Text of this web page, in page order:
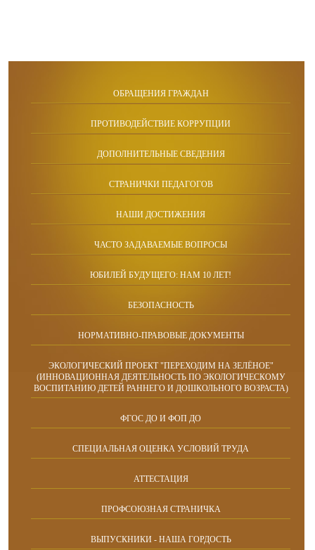
ОБРАЩЕНИЯ ГРАЖДАН
ПРОТИВОДЕЙСТВИЕ КОРРУПЦИИ
ДОПОЛНИТЕЛЬНЫЕ СВЕДЕНИЯ
СТРАНИЧКИ ПЕДАГОГОВ
НАШИ ДОСТИЖЕНИЯ
ЧАСТО ЗАДАВАЕМЫЕ ВОПРОСЫ
ЮБИЛЕЙ БУДУЩЕГО: НАМ 10 ЛЕТ!
БЕЗОПАСНОСТЬ
НОРМАТИВНО-ПРАВОВЫЕ ДОКУМЕНТЫ
ЭКОЛОГИЧЕСКИЙ ПРОЕКТ "ПЕРЕХОДИМ НА ЗЕЛЁНОЕ"
(ИННОВАЦИОННАЯ ДЕЯТЕЛЬНОСТЬ ПО ЭКОЛОГИЧЕСКОМУ
ВОСПИТАНИЮ ДЕТЕЙ РАННЕГО И ДОШКОЛЬНОГО ВОЗРАСТА)
ФГОС ДО И ФОП ДО
СПЕЦИАЛЬНАЯ ОЦЕНКА УСЛОВИЙ ТРУДА
АТТЕСТАЦИЯ
ПРОФСОЮЗНАЯ СТРАНИЧКА
ВЫПУСКНИКИ - НАША ГОРДОСТЬ